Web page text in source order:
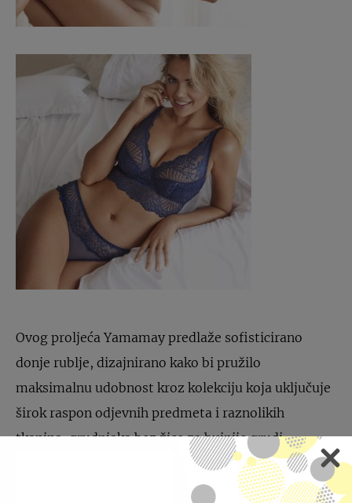
Ovog proljeća Yamamay predlaže sofisticirano
donje rublje, dizajnirano kako bi pružilo
maksimalnu udobnost kroz kolekciju koja uključuje
širok raspon odjevnih predmeta i raznolikih
tkanina, grudnjaka bez žice za bujnije grudi,
različitih košarica mekanih linija koje pružaju
kvalitetnu i sigurnu potporu ženama s većim